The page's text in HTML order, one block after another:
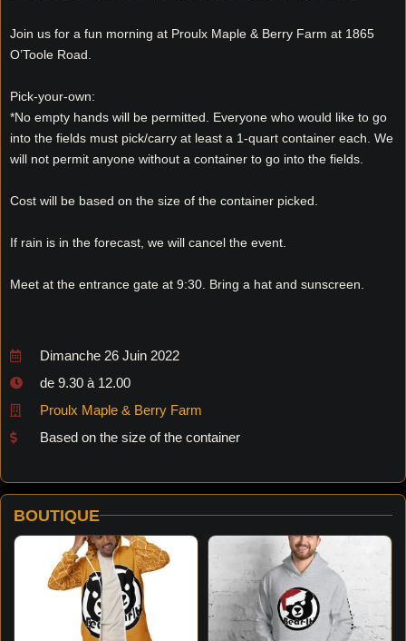
Join us for a fun morning at Proulx Maple & Berry Farm at 1865
O’Toole Road.
Pick-your-own:
*No empty hands will be permitted. Everyone who would like to go
into the fields must pick/carry at least a 1-quart container each. We
will not permit anyone without a container to go into the fields.
Cost will be based on the size of the container picked.
If rain is in the forecast, we will cancel the event.
Meet at the entrance gate at 9:30. Bring a hat and sunscreen.
Dimanche 26 Juin 2022
de 9.30 à 12.00
Proulx Maple & Berry Farm
Based on the size of the container
BOUTIQUE